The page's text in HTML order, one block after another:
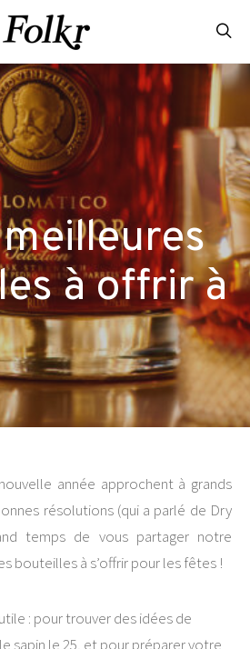
à offrir à
année approchent à grands
résolutions (qui a parlé de Dry
temps de vous partager notre
bouteilles à s’offrir pour les fêtes !
: pour trouver des idées de
sapin le 25, et pour préparer votre